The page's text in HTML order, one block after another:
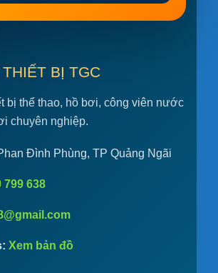
BỊ TGC
bị thể thao, hồ bơi, công viên nước
chuyên nghiệp.
Đình Phùng, TP Quảng Ngãi
799 638
Xem bản đồ